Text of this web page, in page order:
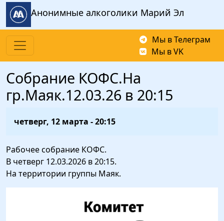
Перейти к основному содержанию
Анонимные алкоголики Марий Эл
Мы в Телеграм
Мы в VK
Собрание КОФС.На
гр.Маяк.12.03.26 в 20:15
четверг, 12 марта - 20:15
Рабочее собрание КОФС.
В четверг 12.03.2026 в 20:15.
На территории группы Маяк.